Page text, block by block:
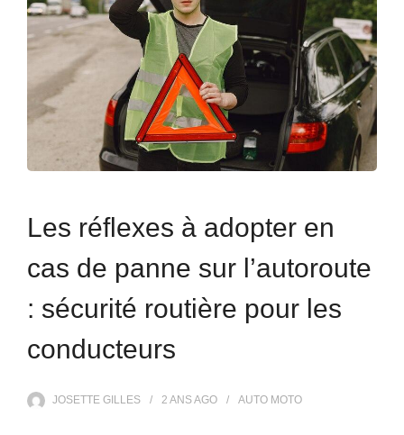
Les réflexes à adopter en
cas de panne sur l’autoroute
: sécurité routière pour les
conducteurs
JOSETTE GILLES 2 ANSAGO AUTO MOTO